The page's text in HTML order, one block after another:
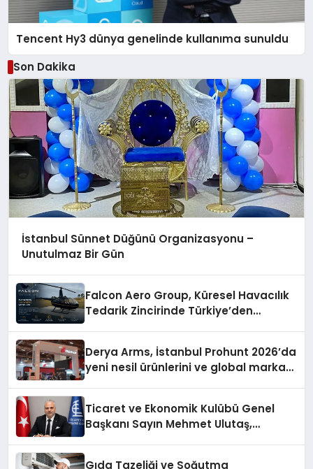
Tencent Hy3 dünya genelinde kullanıma sunuldu
Son Dakika
İstanbul Sünnet Düğünü Organizasyonu –
Unutulmaz Bir Gün
Falcon Aero Group, Küresel Havacılık
Tedarik Zincirinde Türkiye’den
Derya Arms, İstanbul Prohunt 2026’da
yeni nesil ürünlerini ve global marka
Ticaret ve Ekonomik Kulübü Genel
Başkanı Sayın Mehmet Ulutaş,
Gıda Tazeliği ve Soğutma